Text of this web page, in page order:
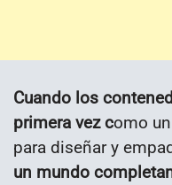
Cuando los
primera vez como
para diseñar y
un mundo